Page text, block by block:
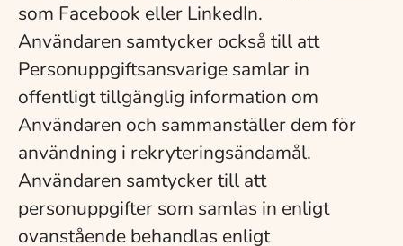
som Facebook eller LinkedIn.
Användaren samtycker också till att
Personuppgiftsansvarige samlar in
offentligt tillgänglig information om
Användaren och sammanställer dem för
användning i rekryteringsändamål.
Användaren samtycker till att
personuppgifter som samlas in enligt
ovanstående behandlas enligt